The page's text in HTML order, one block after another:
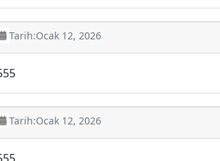
Tarih:Ocak 12, 2026
Tarih:Ocak 12, 2026